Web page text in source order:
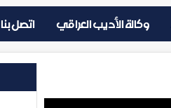
وكالة الأديب العراقي اتصل بنا